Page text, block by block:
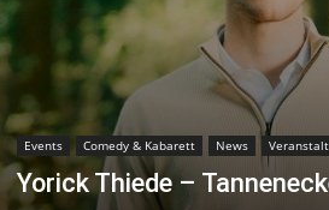
Events Comedy & Kabarett News
Yorick Thiede –